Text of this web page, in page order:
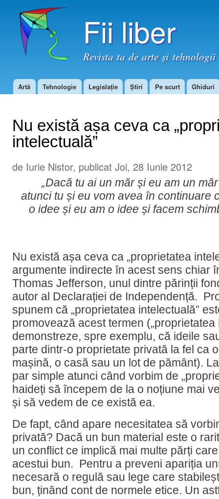
Fii liber
Revista ta de arte și tehnologii
Meniu principal
Artă Tehnologie Legislație Știri Pe scurt Ghiduri
Nu există așa ceva ca
intelectuală”
de Iurie Nistor, publicat Joi, 28 Iunie 2012
„Dacă tu ai un măr și eu am un
atunci tu și eu vom avea în continuare
o idee și eu am o idee și facem
Nu există așa ceva ca „proprietatea
argumente indirecte în acest sens chiar
Thomas Jefferson, unul dintre părinții
autor al Declarației de Independență.
spunem că „proprietatea intelectuală”
promovează acest termen
demonstreze, spre exemplu, că ideile
parte dintr-o proprietate privată la fel ca
mașină, o casă sau un lot de pământ).
par simple atunci când vorbim de
haideți să începem de la o noțiune mai
și să vedem de ce există ea.
De fapt, când apare necesitatea să
privată? Dacă un bun material este o
un conflict ce implică mai multe părți
acestui bun. Pentru a preveni apariția
necesară o regulă sau lege care
bun, ținând cont de normele etice. Un